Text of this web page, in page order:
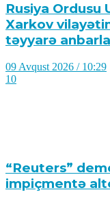
Rusiya Ordusu
Xarkov
təyyarə
09 Avqust 2026 / 10:29
10
“Reuters”
impiçmentə